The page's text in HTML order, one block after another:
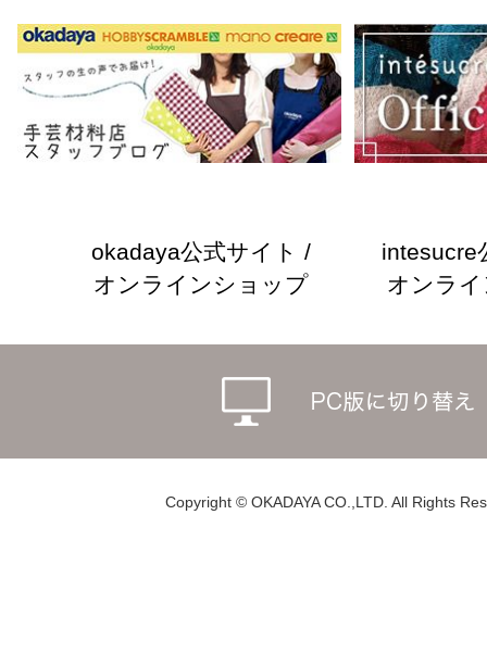
okadaya公式サイト /
オンラインショップ
intesucre
オンラ
Copyright © OKADAYA CO.,LTD. All Rights